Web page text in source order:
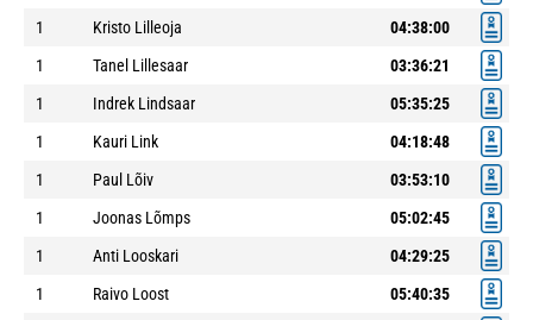
1
Kristo Lilleoja
04:38:00
1
Tanel Lillesaar
03:36:21
1
Indrek Lindsaar
05:35:25
1
Kauri Link
04:18:48
1
Paul Lõiv
03:53:10
1
Joonas Lõmps
05:02:45
1
Anti Looskari
04:29:25
1
Raivo Loost
05:40:35